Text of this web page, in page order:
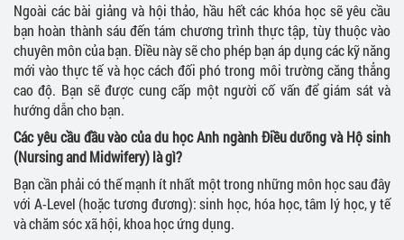
Ngoài các bài giảng và hội thảo, hầu hết các khóa học sẽ yêu cầu
bạn hoàn thành sáu đến tám chương trình thực tập, tùy thuộc vào
chuyên môn của bạn. Điều này sẽ cho phép bạn áp dụng các kỹ năng
mới vào thực tế và học cách đối phó trong môi trường căng thẳng
cao độ. Bạn sẽ được cung cấp một người cố vấn để giám sát và
hướng dẫn cho bạn.
Các yêu cầu đầu vào của du học Anh ngành Điều dưỡng và Hộ sinh
(Nursing and Midwifery) là gì?
Bạn cần phải có thế mạnh ít nhất một trong những môn học sau đây
với A-Level (hoặc tương đương): sinh học, hóa học, tâm lý học, y tế
và chăm sóc xã hội, khoa học ứng dụng.